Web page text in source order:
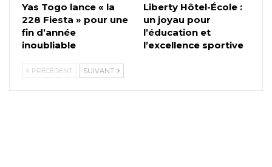
Yas Togo lance « la
228 Fiesta » pour une
fin d’année
inoubliable
Liberty Hôtel-École :
un joyau pour
l’éducation et
l’excellence sportive
PRÉCÉDENT SUIVANT